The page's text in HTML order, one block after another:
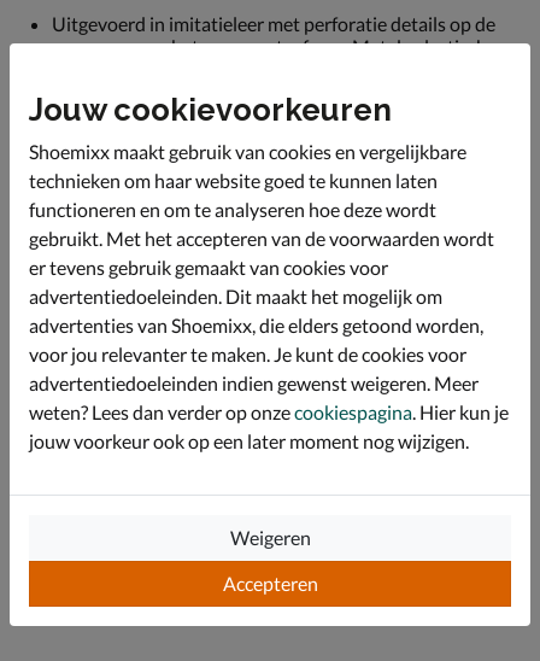
Uitgevoerd in imitatieleer met perforatie details op de
neus voor een betere warmteafvoer. Met de elastische
sneakers makkelijker aan.
Voorzien van een imitatieleren voetbed wat met het
ademend vermogen zorgt voor een goed voetklimaat.
Door het uitneembare voetbed zijn de schoentjes ook
goed te ventileren.
Afgewerkt met een flexibele rubberen loopzool die de
bewegingen van de voetjes goed volgt.
Specificaties
Over Nelson Kids
Bekijk meer
Babyschoenen
Jouw cookievoorkeuren
Shoemixx maakt gebruik van cookies en vergelijkbare
technieken om haar website goed te kunnen laten
functioneren en om te analyseren hoe deze wordt
gebruikt. Met het accepteren van de voorwaarden wordt
er tevens gebruik gemaakt van cookies voor
advertentiedoeleinden. Dit maakt het mogelijk om
advertenties van Shoemixx, die elders getoond worden,
voor jou relevanter te maken. Je kunt de cookies voor
advertentiedoeleinden indien gewenst weigeren. Meer
weten? Lees dan verder op onzecookiespagina. Hier kun je
jouw voorkeur ook op een later moment nog wijzigen.
Accepteren
Weigeren